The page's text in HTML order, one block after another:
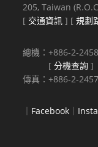
205, Taiwan
[ 交通資訊 ] [規劃
總機：+886-2-
[分機查詢 ]
傳真：+886-2-
｜ Facebook ｜